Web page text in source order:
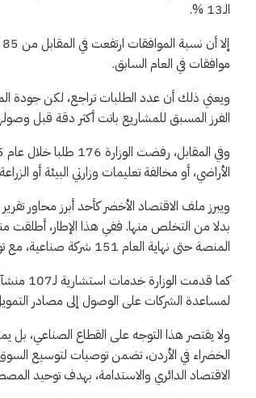
الـ13 %.
موافقات في العام السابق.
ويعني ذلك أن عدد الطلبات تراجع، لكن جودة
الفرز المسبق للمشاريع باتت أكثر دقة قبل
الأراضي، أو مخالفة تعليمات وزارتي البيئة أو
بدلا من التخلص منها. ففي هذا الإطار، أطلقت
المنصة حتى نهاية العام 151 شركة صناعية، مع توفير 248 تصنيفا لأنواع النفايات، وبدء عمليات تبادل فعلية بين الشركات.
لمساعدة الشركات على الوصول إلى مصادر
ولا يقتصر هذا التوجه على القطاع الصناعي، بل
الخضراء في الأردن، تضمن توصيات لتوسيع
الاقتصاد الدائري والاستدامة، بهدف توحيد